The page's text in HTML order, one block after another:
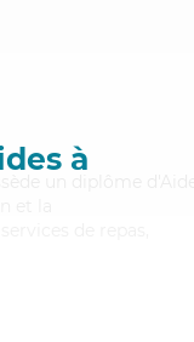
à
un diplôme d'Aide
et la